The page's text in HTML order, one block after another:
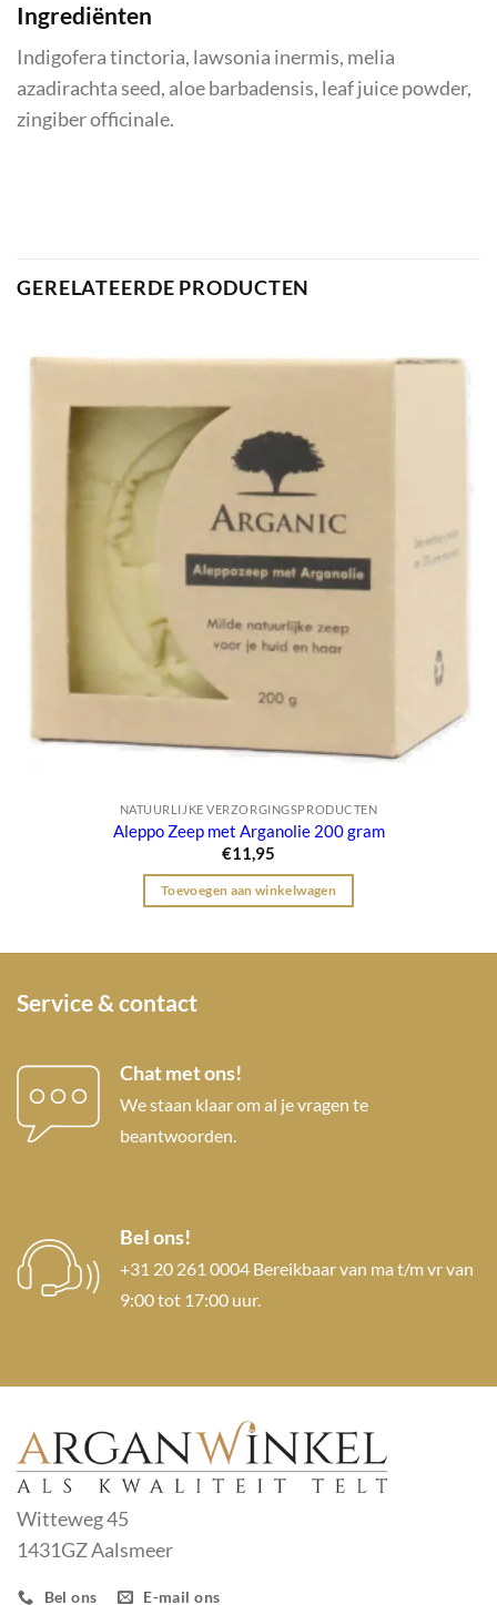
Ingrediënten
Indigofera tinctoria, lawsonia inermis, melia
azadirachta seed, aloe barbadensis, leaf juice powder,
zingiber officinale.
GERELATEERDE PRODUCTEN
NATUURLIJKE VERZORGINGSPRODUCTEN
Aleppo Zeep met Arganolie 200 gram
€11,95
Toevoegen aan winkelwagen
Service & contact
Chat met ons!
We staan klaar om al je vragen te
beantwoorden.
Bel ons!
+31 20 261 0004 Bereikbaar van ma t/m vr van
9:00 tot 17:00 uur.
Witteweg 45
1431GZ Aalsmeer
Bel ons E-mail ons